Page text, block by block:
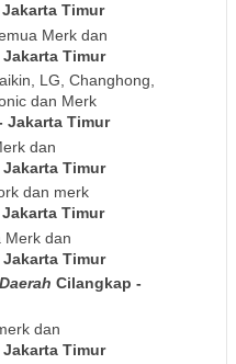
Timur
Merk dan
Timur
LG, Changhong,
dan Merk
Jakarta Timur
dan
Timur
dan merk
Timur
Merk dan
Timur
Daerah Cilangkap -
dan
Timur